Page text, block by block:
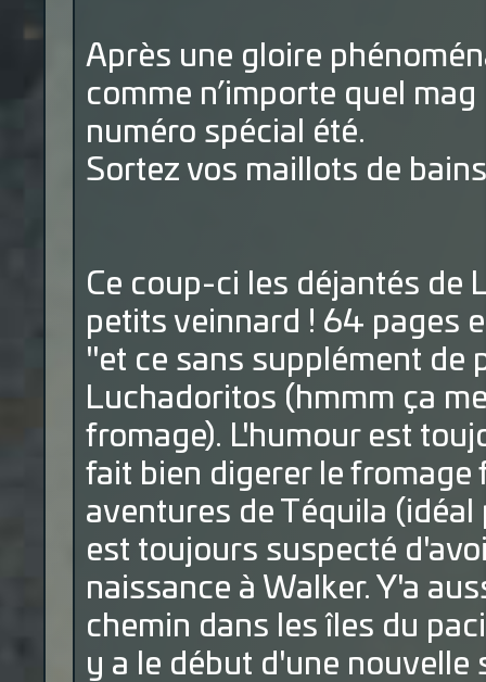
Après une gloire
comme n’importe quel
numéro spécial été.
Sortez vos maillots de
Ce coup-ci les déjantés de
petits veinnard ! 64 pages
"et ce sans supplément de
Luchadoritos (hmmm ça
fromage). L'humour est
fait bien digerer le fromage
aventures de Téquila
est toujours suspecté
naissance à Walker. Y'a
chemin dans les îles du
y a le début d'une